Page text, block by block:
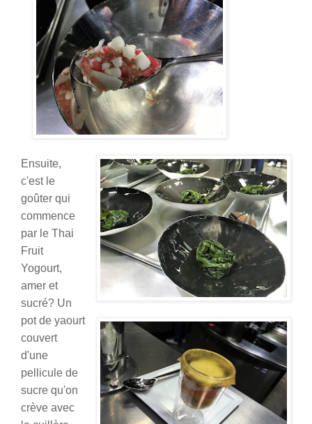
Ensuite,
c'est le
goûter qui
commence
par le Thai
Fruit
Yogourt,
amer et
sucré? Un
pot de yaourt
couvert
d'une
pellicule de
sucre qu'on
crève avec